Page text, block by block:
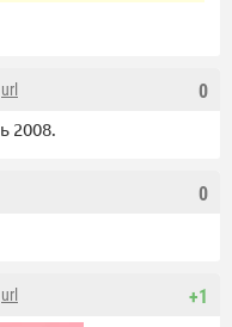
0
url
2008.
0
+1
url